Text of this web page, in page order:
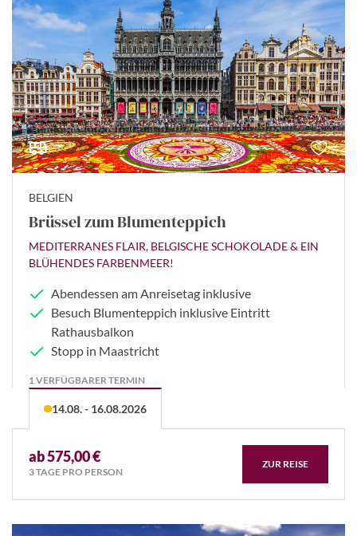
BELGIEN
Brüssel zum Blumenteppich
MEDITERRANES FLAIR, BELGISCHE SCHOKOLADE & EIN
BLÜHENDES FARBENMEER!
Abendessen am Anreisetag inklusive
Besuch Blumenteppich inklusive Eintritt
Rathausbalkon
Stopp in Maastricht
1 VERFÜGBARER TERMIN
14.08. - 16.08.2026
ab 575,00 €
3 TAGE PRO PERSON
ZUR REISE